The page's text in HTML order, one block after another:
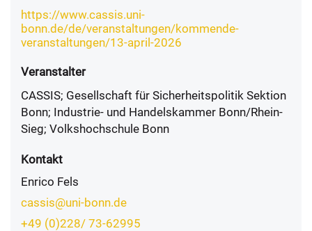
https://www.cassis.uni-
bonn.de/de/veranstaltungen/kommende-
veranstaltungen/13-april-2026
Veranstalter
CASSIS; Gesellschaft für Sicherheitspolitik Sektion
Bonn; Industrie- und Handelskammer Bonn/Rhein-
Sieg; Volkshochschule Bonn
Kontakt
Enrico Fels
cassis@uni-bonn.de
+49 (0)228/ 73-62995